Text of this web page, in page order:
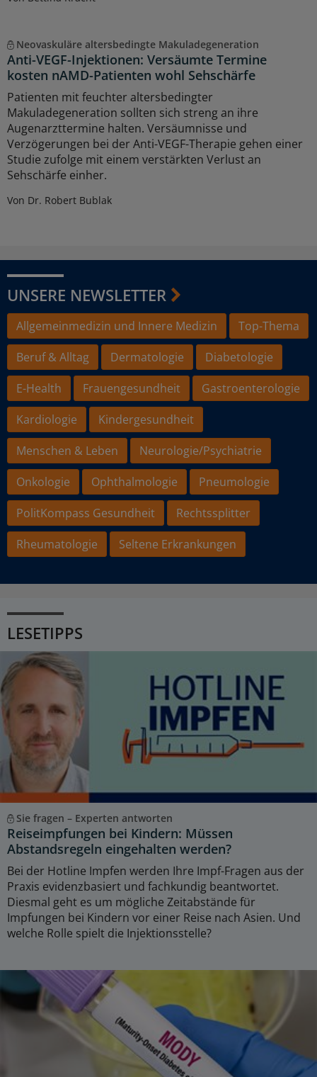
Neovaskuläre altersbedingte Makuladegeneration
Anti-VEGF-Injektionen: Versäumte Termine
kosten nAMD-Patienten wohl Sehschärfe
Patienten mit feuchter altersbedingter
Makuladegeneration sollten sich streng an ihre
Augenarzttermine halten. Versäumnisse und
Verzögerungen bei der Anti-VEGF-Therapie gehen einer
Studie zufolge mit einem verstärkten Verlust an
Sehschärfe einher.
Von Dr. Robert Bublak
UNSERE NEWSLETTER
Allgemeinmedizin und Innere Medizin
Top-Thema
Beruf & Alltag
Dermatologie
Diabetologie
E-Health
Frauengesundheit
Gastroenterologie
Kardiologie
Kindergesundheit
Menschen & Leben
Neurologie/Psychiatrie
Onkologie
Ophthalmologie
Pneumologie
PolitKompass Gesundheit
Rechtssplitter
Rheumatologie
Seltene Erkrankungen
LESETIPPS
Sie fragen – Experten antworten
Reiseimpfungen bei Kindern: Müssen
Abstandsregeln eingehalten werden?
Bei der Hotline Impfen werden Ihre Impf-Fragen aus der
Praxis evidenzbasiert und fachkundig beantwortet.
Diesmal geht es um mögliche Zeitabstände für
Impfungen bei Kindern vor einer Reise nach Asien. Und
welche Rolle spielt die Injektionsstelle?